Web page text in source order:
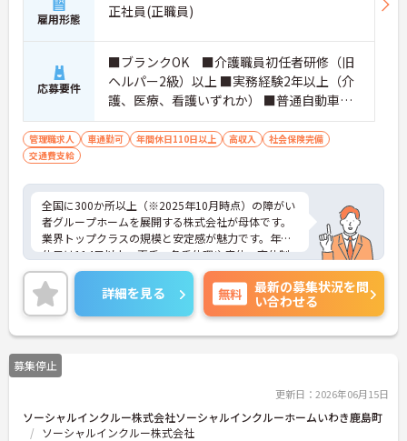
雇用形態 正社員(正職員)
応募要件
■ブランクOK ■介護職員初任者研修（旧
ヘルパー2級）以上 ■実務経験2年以上（介
護、医療、看護いずれか） ■普通自動車運
転免許(AT限定可) ※管理業務に就かれて
いた方歓迎
管理職求人 車通勤可 年間休日110日以上 高収入
社会保険完備
交通費支給
全国に300か所以上（※2025年10月時点）の障がい
者グループホームを展開する株式会社が母体です。
業界トップクラスの規模と安定感が魅力です。年間
休日は114日以上、夏季・冬季休暇や産休・育休制
度もしっかり整っており、プライベートとの両立も
可能。これまでのご経験を活かし、新しいキャリア
を築きたい方、ぜひご応募ください。20代から60代
まで、幅広い年代の方が活躍できる職場です。ご興
味のある方は詳細等をお伝えしますので、お気軽に
お問い合わせください。
詳細を見る 無料
最新の募集状況を問
い合わせる
募集停止
更新日：2026年06月15日
ソーシャルインクルー株式会社ソーシャルインクルーホームいわき鹿島町
ソーシャルインクルー株式会社